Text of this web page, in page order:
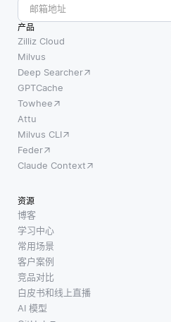
产品
Zilliz Cloud
Milvus
Deep Searcher
GPTCache
Towhee
Attu
Milvus CLI
Feder
Claude Context
资源
博客
学习中心
常用场景
客户案例
竞品对比
白皮书和线上直播
AI 模型